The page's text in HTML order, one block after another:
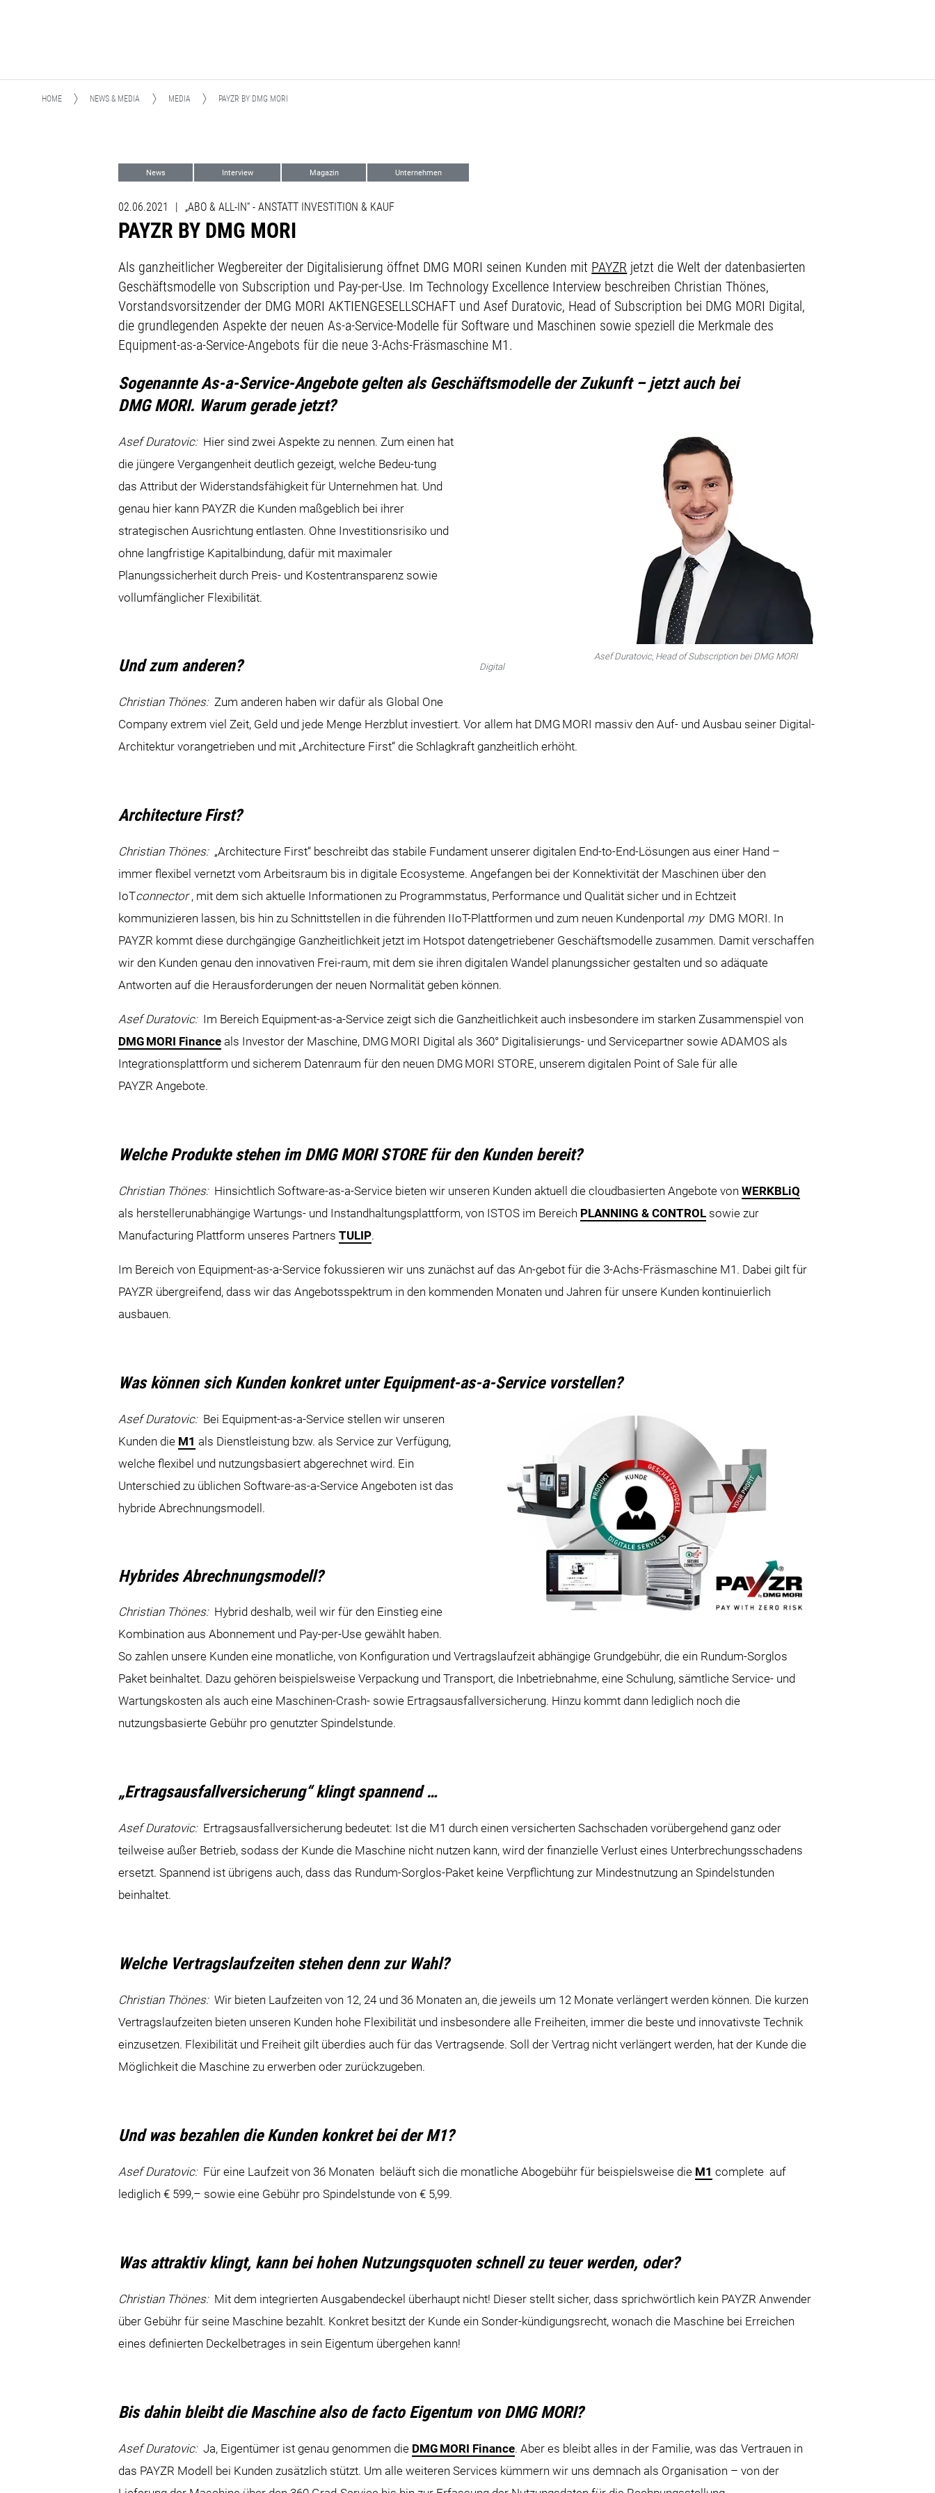
HOME NEWS & MEDIA MEDIA PAYZR BY DMG MORI
News Interview Magazin Unternehmen
02.06.2021 | „ABO & ALL-IN“ - ANSTATT INVESTITION & KAUF
PAYZR BY DMG MORI
Als ganzheitlicher Wegbereiter der Digitalisierung öffnet DMG MORI seinen Kunden mit PAYZR jetzt die Welt der datenbasierten
Geschäftsmodelle von Subscription und Pay-per-Use. Im Technology Excellence Interview beschreiben Christian Thönes,
Vorstandsvorsitzender der DMG MORI AKTIENGESELLSCHAFT und Asef Duratovic, Head of Subscription bei DMG MORI Digital,
die grundlegenden Aspekte der neuen As-a-Service-Modelle für Software und Maschinen sowie speziell die Merkmale des
Equipment-as-a-Service-Angebots für die neue 3-Achs-Fräsmaschine M1.
Sogenannte As-a-Service-Angebote gelten als Geschäftsmodelle der Zukunft – jetzt auch bei
DMG MORI. Warum gerade jetzt?
Asef Duratovic, Head of Subscription bei DMG MORI
Digital
Asef Duratovic: Hier sind zwei Aspekte zu nennen. Zum einen hat
die jüngere Vergangenheit deutlich gezeigt, welche Bedeu-tung
das Attribut der Widerstandsfähigkeit für Unternehmen hat. Und
genau hier kann PAYZR die Kunden maßgeblich bei ihrer
strategischen Ausrichtung entlasten. Ohne Investitionsrisiko und
ohne langfristige Kapitalbindung, dafür mit maximaler
Planungssicherheit durch Preis- und Kostentransparenz sowie
vollumfänglicher Flexibilität.
Und zum anderen?
Christian Thönes: Zum anderen haben wir dafür als Global One
Company extrem viel Zeit, Geld und jede Menge Herzblut investiert. Vor allem hat DMG MORI massiv den Auf- und Ausbau seiner Digital-
Architektur vorangetrieben und mit „Architecture First“ die Schlagkraft ganzheitlich erhöht.
Architecture First?
Christian Thönes: „Architecture First“ beschreibt das stabile Fundament unserer digitalen End-to-End-Lösungen aus einer Hand –
immer flexibel vernetzt vom Arbeitsraum bis in digitale Ecosysteme. Angefangen bei der Konnektivität der Maschinen über den
IoTconnector , mit dem sich aktuelle Informationen zu Programmstatus, Performance und Qualität sicher und in Echtzeit
kommunizieren lassen, bis hin zu Schnittstellen in die führenden IIoT-Plattformen und zum neuen Kundenportal my DMG MORI. In
PAYZR kommt diese durchgängige Ganzheitlichkeit jetzt im Hotspot datengetriebener Geschäftsmodelle zusammen. Damit verschaffen
wir den Kunden genau den innovativen Frei-raum, mit dem sie ihren digitalen Wandel planungssicher gestalten und so adäquate
Antworten auf die Herausforderungen der neuen Normalität geben können.
Asef Duratovic: Im Bereich Equipment-as-a-Service zeigt sich die Ganzheitlichkeit auch insbesondere im starken Zusammenspiel von
DMG MORI Finance als Investor der Maschine, DMG MORI Digital als 360° Digitalisierungs- und Servicepartner sowie ADAMOS als
Integrationsplattform und sicherem Datenraum für den neuen DMG MORI STORE, unserem digitalen Point of Sale für alle
PAYZR Angebote.
Welche Produkte stehen im DMG MORI STORE für den Kunden bereit?
Christian Thönes: Hinsichtlich Software-as-a-Service bieten wir unseren Kunden aktuell die cloudbasierten Angebote von WERKBLiQ
als herstellerunabhängige Wartungs- und Instandhaltungsplattform, von ISTOS im Bereich PLANNING & CONTROL sowie zur
Manufacturing Plattform unseres PartnersTULIP.
Im Bereich von Equipment-as-a-Service fokussieren wir uns zunächst auf das An-gebot für die 3-Achs-Fräsmaschine M1. Dabei gilt für
PAYZR übergreifend, dass wir das Angebotsspektrum in den kommenden Monaten und Jahren für unsere Kunden kontinuierlich
ausbauen.
Was können sich Kunden konkret unter Equipment-as-a-Service vorstellen?
Asef Duratovic: Bei Equipment-as-a-Service stellen wir unseren
Kunden die M1 als Dienstleistung bzw. als Service zur Verfügung,
welche flexibel und nutzungsbasiert abgerechnet wird. Ein
Unterschied zu üblichen Software-as-a-Service Angeboten ist das
hybride Abrechnungsmodell.
Hybrides Abrechnungsmodell?
Christian Thönes: Hybrid deshalb, weil wir für den Einstieg eine
Kombination aus Abonnement und Pay-per-Use gewählt haben.
So zahlen unsere Kunden eine monatliche, von Konfiguration und Vertragslaufzeit abhängige Grundgebühr, die ein Rundum-Sorglos
Paket beinhaltet. Dazu gehören beispielsweise Verpackung und Transport, die Inbetriebnahme, eine Schulung, sämtliche Service- und
Wartungskosten als auch eine Maschinen-Crash- sowie Ertragsausfallversicherung. Hinzu kommt dann lediglich noch die
nutzungsbasierte Gebühr pro genutzter Spindelstunde.
„Ertragsausfallversicherung“ klingt spannend …
Asef Duratovic: Ertragsausfallversicherung bedeutet: Ist die M1 durch einen versicherten Sachschaden vorübergehend ganz oder
teilweise außer Betrieb, sodass der Kunde die Maschine nicht nutzen kann, wird der finanzielle Verlust eines Unterbrechungsschadens
ersetzt. Spannend ist übrigens auch, dass das Rundum-Sorglos-Paket keine Verpflichtung zur Mindestnutzung an Spindelstunden
beinhaltet.
Welche Vertragslaufzeiten stehen denn zur Wahl?
Christian Thönes: Wir bieten Laufzeiten von 12, 24 und 36 Monaten an, die jeweils um 12 Monate verlängert werden können. Die kurzen
Vertragslaufzeiten bieten unseren Kunden hohe Flexibilität und insbesondere alle Freiheiten, immer die beste und innovativste Technik
einzusetzen. Flexibilität und Freiheit gilt überdies auch für das Vertragsende. Soll der Vertrag nicht verlängert werden, hat der Kunde die
Möglichkeit die Maschine zu erwerben oder zurückzugeben.
Und was bezahlen die Kunden konkret bei der M1?
Asef Duratovic: Für eine Laufzeit von 36 Monaten beläuft sich die monatliche Abogebühr für beispielsweise die M1 complete auf
lediglich € 599,– sowie eine Gebühr pro Spindelstunde von € 5,99.
Was attraktiv klingt, kann bei hohen Nutzungsquoten schnell zu teuer werden, oder?
Christian Thönes: Mit dem integrierten Ausgabendeckel überhaupt nicht! Dieser stellt sicher, dass sprichwörtlich kein PAYZR Anwender
über Gebühr für seine Maschine bezahlt. Konkret besitzt der Kunde ein Sonder-kündigungsrecht, wonach die Maschine bei Erreichen
eines definierten Deckelbetrages in sein Eigentum übergehen kann!
Bis dahin bleibt die Maschine also de facto Eigentum von DMG MORI?
Asef Duratovic: Ja, Eigentümer ist genau genommen die DMG MORI Finance. Aber es bleibt alles in der Familie, was das Vertrauen in
das PAYZR Modell bei Kunden zusätzlich stützt. Um alle weiteren Services kümmern wir uns demnach als Organisation – von der